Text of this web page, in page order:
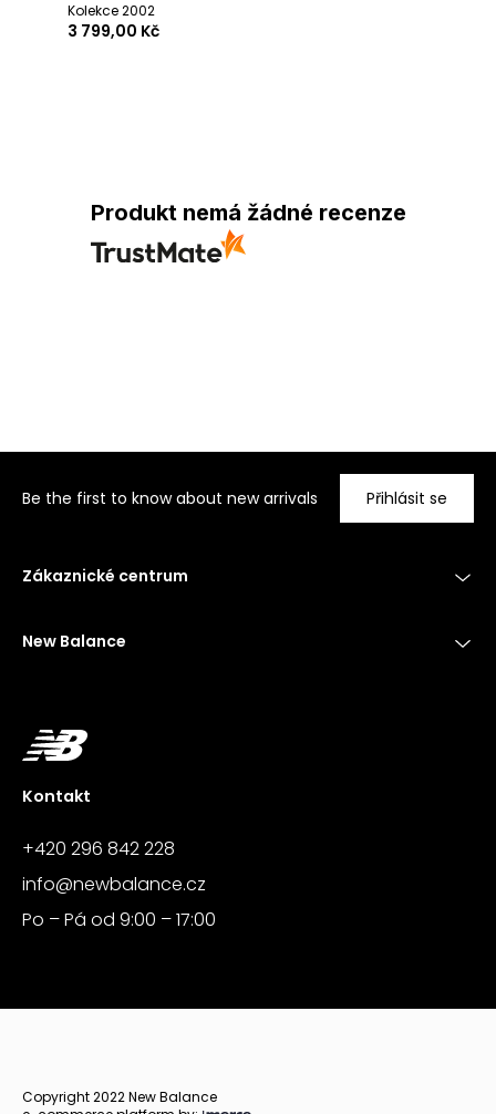
Kolekce 2002
3 799,00 Kč
Produkt nemá žádné recenze
Be the first to know about new arrivals Přihlásit se
Zákaznické centrum
New Balance
Kontakt
+420 296 842 228
info@newbalance.cz
Po – Pá od 9:00 – 17:00
Copyright 2022 New Balance